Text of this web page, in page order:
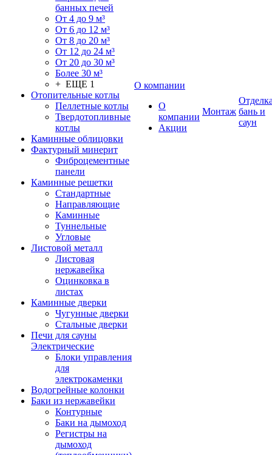
банных печей
От 4 до 9 м³
От 6 до 12 м³
От 8 до 20 м³
От 12 до 24 м³
От 20 до 30 м³
Более 30 м³
+ ЕЩЕ 1
Отопительные котлы
Пеллетные котлы
Твердотопливные
котлы
Каминные облицовки
Фактурный минерит
Фиброцементные
панели
Каминные решетки
Стандартные
Направляющие
Каминные
Туннельные
Угловые
Листовой металл
Листовая
нержавейка
Оцинковка в
листах
Каминные дверки
Чугунные дверки
Стальные дверки
Печи для сауны
Электрические
Блоки управления
для
электрокаменки
Водогрейные колонки
Баки из нержавейки
Контурные
Баки на дымоход
Регистры на
дымоход
О компании
О
компании
Акции
Монтаж бань и
саун